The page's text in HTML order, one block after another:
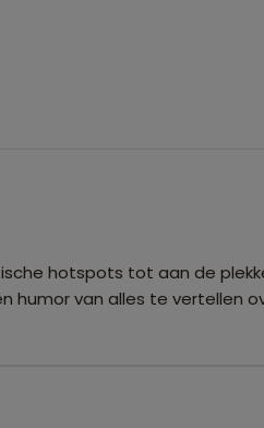
hotspots tot aan de
van alles te vertellen